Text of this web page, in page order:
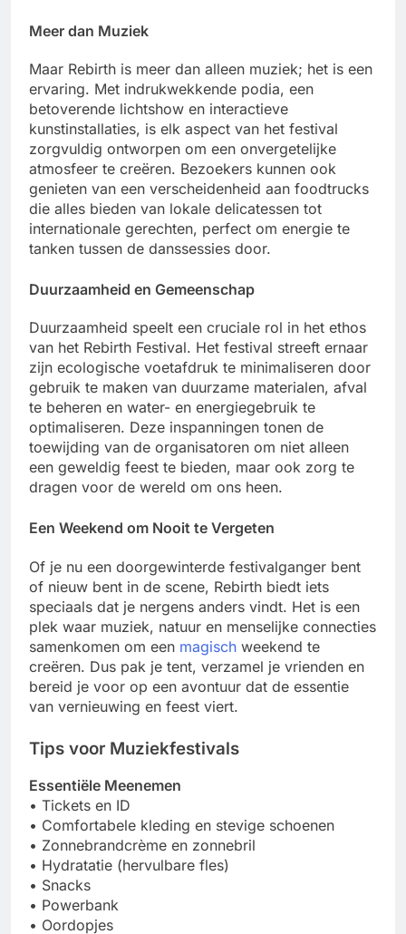
Meer dan Muziek
Maar Rebirth is meer dan alleen muziek; het is een
ervaring. Met indrukwekkende podia, een
betoverende lichtshow en interactieve
kunstinstallaties, is elk aspect van het festival
zorgvuldig ontworpen om een onvergetelijke
atmosfeer te creëren. Bezoekers kunnen ook
genieten van een verscheidenheid aan foodtrucks
die alles bieden van lokale delicatessen tot
internationale gerechten, perfect om energie te
tanken tussen de danssessies door.
Duurzaamheid en Gemeenschap
Duurzaamheid speelt een cruciale rol in het ethos
van het Rebirth Festival. Het festival streeft ernaar
zijn ecologische voetafdruk te minimaliseren door
gebruik te maken van duurzame materialen, afval
te beheren en water- en energiegebruik te
optimaliseren. Deze inspanningen tonen de
toewijding van de organisatoren om niet alleen
een geweldig feest te bieden, maar ook zorg te
dragen voor de wereld om ons heen.
Een Weekend om Nooit te Vergeten
Of je nu een doorgewinterde festivalganger bent
of nieuw bent in de scene, Rebirth biedt iets
speciaals dat je nergens anders vindt. Het is een
plek waar muziek, natuur en menselijke connecties
samenkomen om een magisch weekend te
creëren. Dus pak je tent, verzamel je vrienden en
bereid je voor op een avontuur dat de essentie
van vernieuwing en feest viert.
Tips voor Muziekfestivals
Essentiële Meenemen
• Tickets en ID
• Comfortabele kleding en stevige schoenen
• Zonnebrandcrème en zonnebril
• Hydratatie (hervulbare fles)
• Snacks
• Powerbank
• Oordopjes